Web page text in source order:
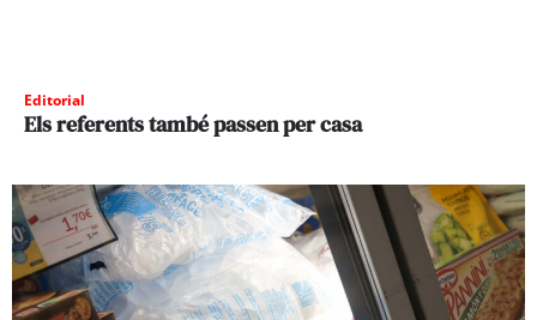
Editorial
Els referents també passen per casa